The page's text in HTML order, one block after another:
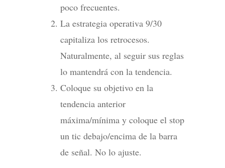
poco frecuentes.
La estrategia operativa 9/30
capitaliza los retrocesos.
Naturalmente, al seguir sus reglas
lo mantendrá con la tendencia.
Coloque su objetivo en la
tendencia anterior
máxima/mínima y coloque el stop
un tic debajo/encima de la barra
de señal. No lo ajuste.